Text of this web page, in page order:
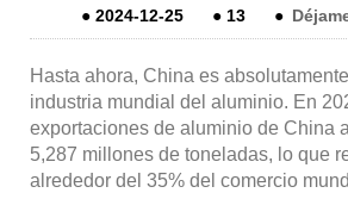
● 2024-12-25 ● 13 ●
Hasta ahora, China es
industria mundial del aluminio. En
exportaciones de aluminio de China
5,287 millones de toneladas, lo que
alrededor del 35% del comercio